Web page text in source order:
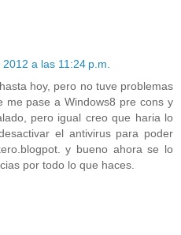
a las 11:24 p.m.
hoy, pero no tuve problemas
me pase a Windows8 pre cons y
pero igual creo que haria lo
el antivirus para poder
y bueno ahora se lo
por todo lo que haces.